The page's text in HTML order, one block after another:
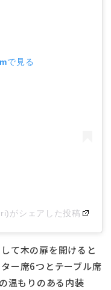
で見る
がシェアした投稿
て木の扉を開けると
ー席6つとテーブル席
温もりのある内装